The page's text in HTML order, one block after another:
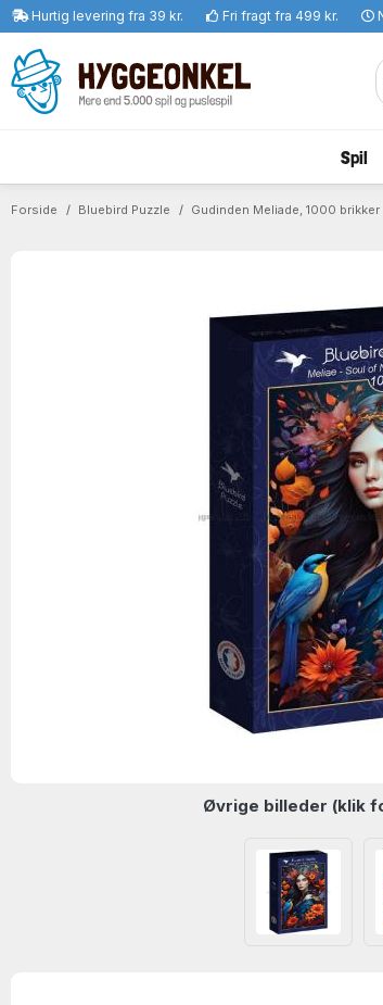
Hurtig levering fra 39 kr. Fri fragt fra 499 kr.
Spil
Forside Bluebird Puzzle Gudinden Meliade, 1000 brikker
Øvrige billeder (klik